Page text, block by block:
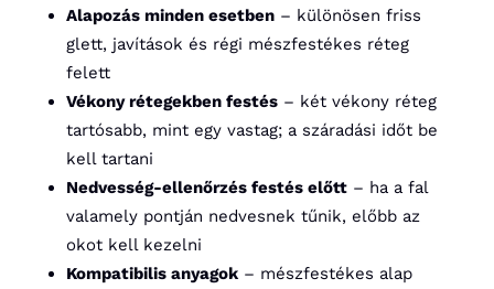
Alapozás minden esetben– különösen friss
glett, javítások és régi mészfestékes réteg
felett
Vékony rétegekben festés– két vékony réteg
tartósabb, mint egy vastag; a száradási időt be
kell tartani
Nedvesség-ellenőrzés festés előtt– ha a fal
valamely pontján nedvesnek tűnik, előbb az
okot kell kezelni
Kompatibilis anyagok– mészfestékes alap